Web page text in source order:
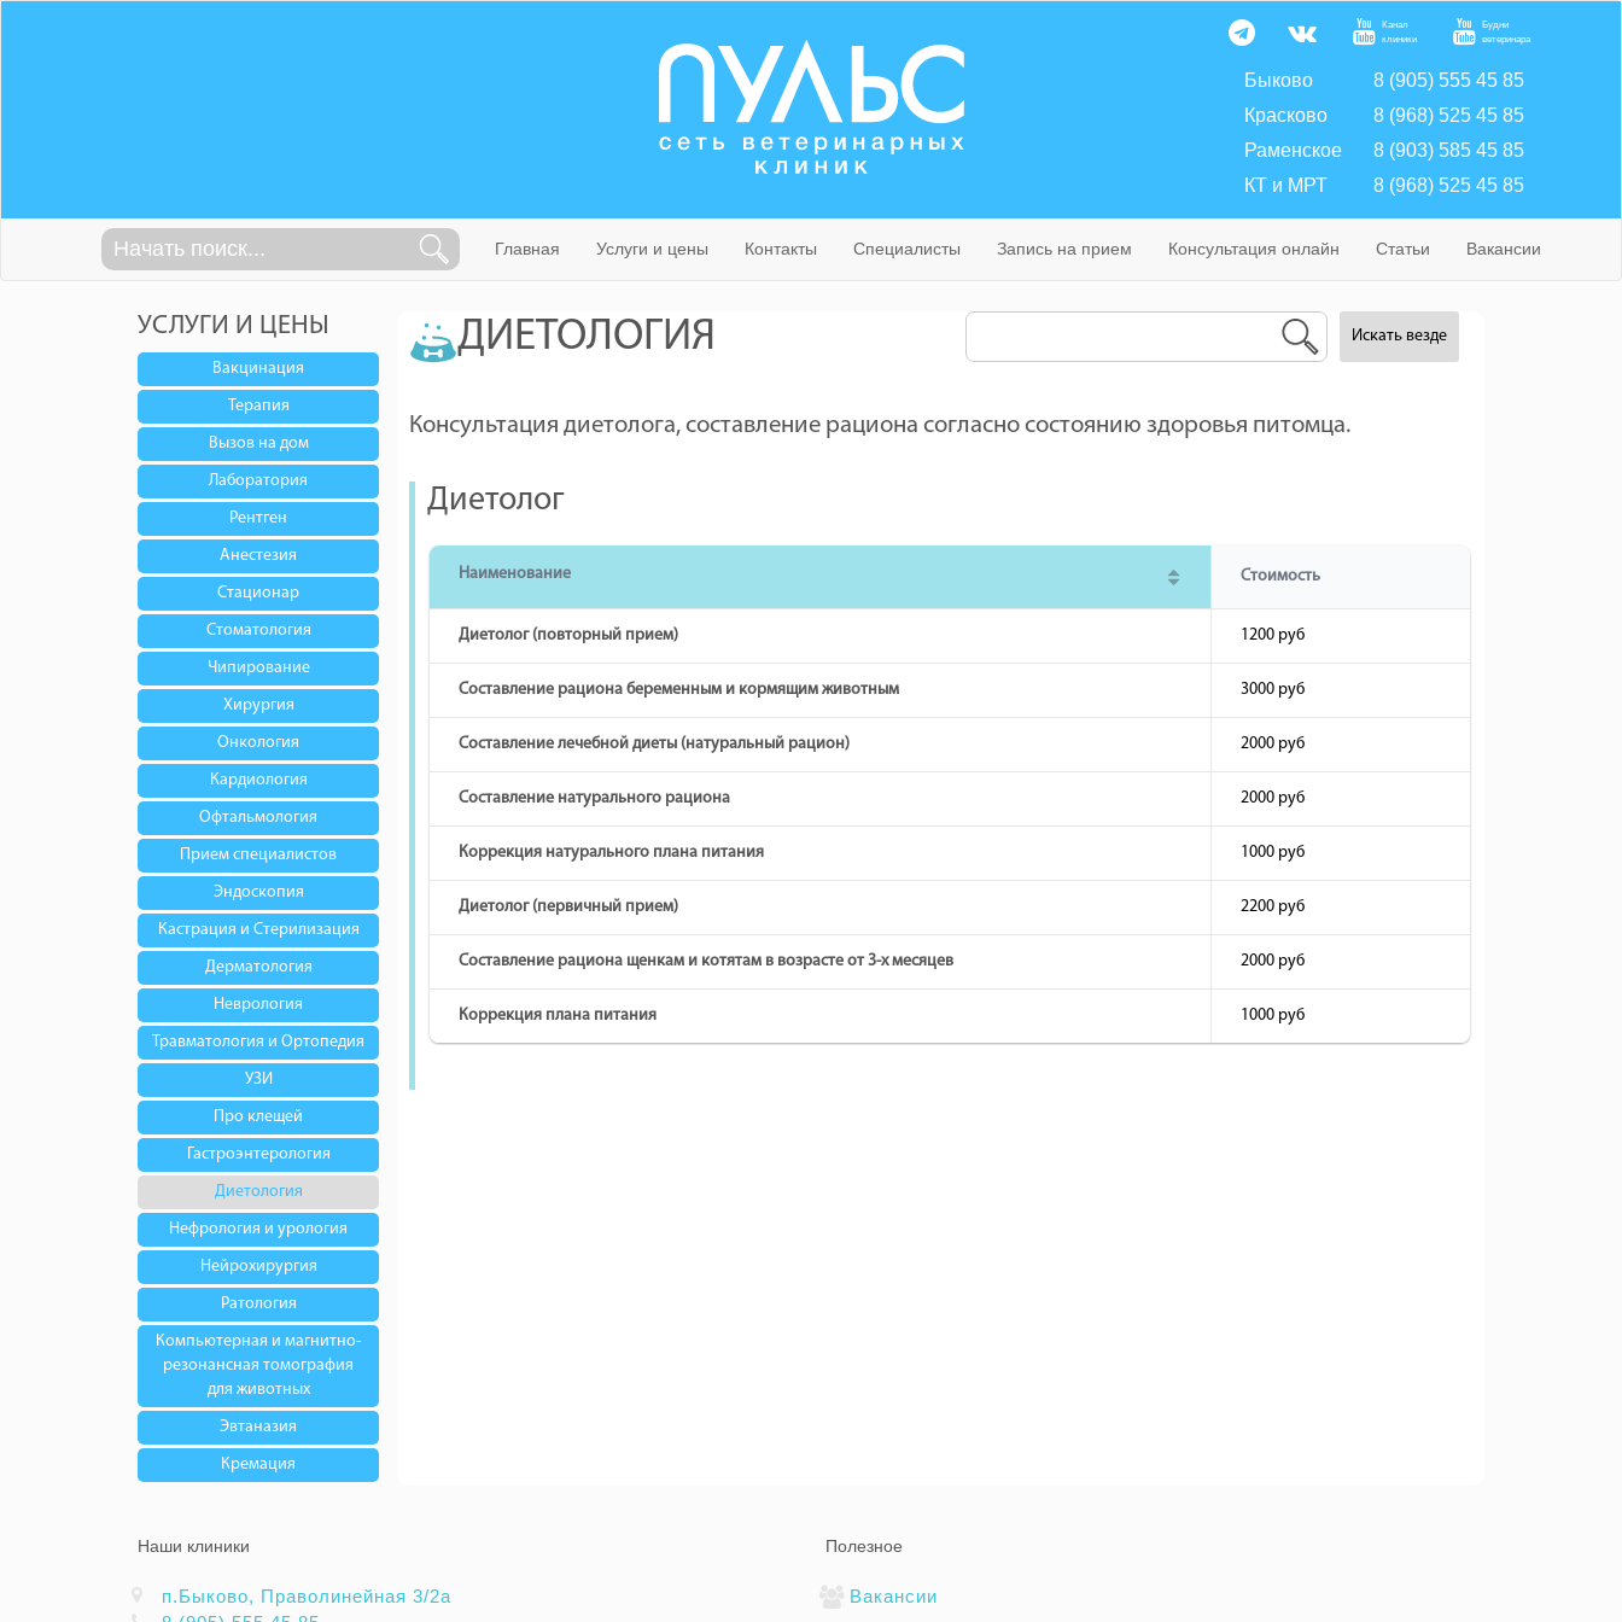
Быково
8 (905) 555 45 85
Красково
8 (968) 525 45 85
Раменское
8 (903) 585 45 85
КТ и МРТ
8 (968) 525 45 85
Канал
клиники
Будни
ветеринара
Главная Услуги и цены Контакты Специалисты Запись на прием Консультация онлайн Статьи Вакансии
УСЛУГИ И ЦЕНЫ
Вакцинация
Терапия
Вызов на дом
Лаборатория
Рентген
Анестезия
Стационар
Стоматология
Чипирование
Хирургия
Онкология
Кардиология
Офтальмология
Прием специалистов
Эндоскопия
Кастрация и Стерилизация
Дерматология
Неврология
Травматология и Ортопедия
УЗИ
Про клещей
Гастроэнтерология
Диетология
Нефрология и урология
Нейрохирургия
Ратология
Компьютерная и магнитно-
резонансная томография
для животных
Эвтаназия
Кремация
ДИЕТОЛОГИЯ Искать везде
Консультация диетолога, составление рациона согласно состоянию здоровья питомца.
Диетолог
Наименование Стоимость
Диетолог (повторный прием) 1200 руб
Составление рациона беременным и кормящим животным 3000 руб
Составление лечебной диеты (натуральный рацион) 2000 руб
Составление натурального рациона 2000 руб
Коррекция натурального плана питания 1000 руб
Диетолог (первичный прием) 2200 руб
Составление рациона щенкам и котятам в возрасте от 3-х месяцев 2000 руб
Коррекция плана питания 1000 руб
Наши клиники
п.Быково, Праволинейная 3/2а
Полезное
Вакансии